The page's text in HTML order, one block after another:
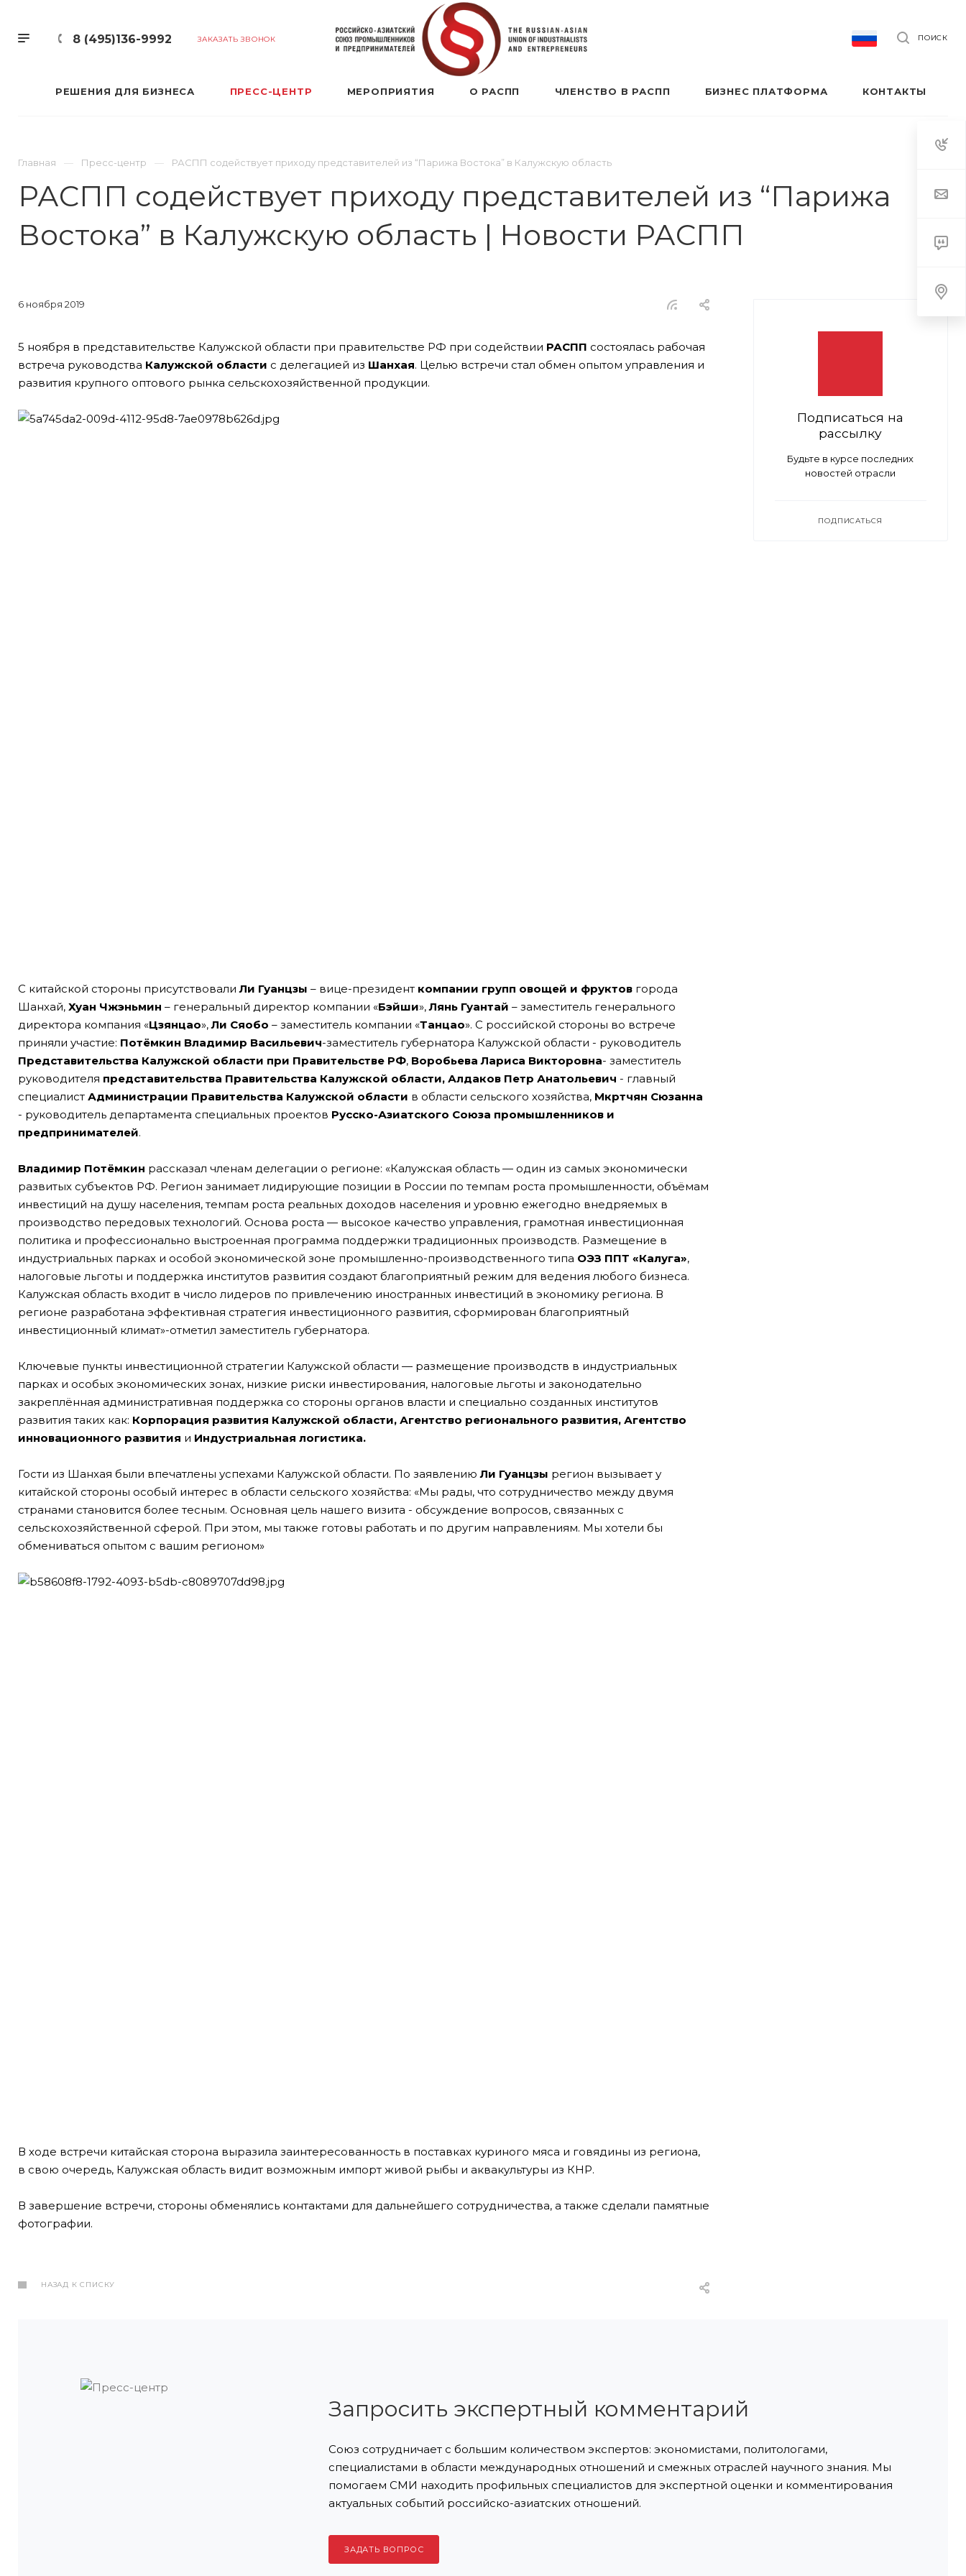
8 (495)136-9992 ЗАКАЗАТЬ ЗВОНОК ПОИСК
РЕШЕНИЯ ДЛЯ БИЗНЕСА ПРЕСС-ЦЕНТР МЕРОПРИЯТИЯ О РАСПП ЧЛЕНСТВО В РАСПП БИЗНЕС ПЛАТФОРМА КОНТАКТЫ
Главная Пресс-центр РАСПП содействует приходу представителей из “Парижа Востока” в Калужскую область
РАСПП содействует приходу представителей из “Парижа
Востока” в Калужскую область | Новости РАСПП
6 ноября 2019
5 ноября в представительстве Калужской области при правительстве РФ при содействии РАСПП состоялась рабочая
встреча руководства Калужской области с делегацией из Шанхая. Целью встречи стал обмен опытом управления и
развития крупного оптового рынка сельскохозяйственной продукции.
С китайской стороны присутствовалиЛи Гуанцзы – вице-президент компании групп овощей и фруктов города
Шанхай, Хуан Чжэньмин – генеральный директор компании «Бэйши»,Лянь Гуантай – заместитель генерального
директора компания «Цзянцао»,Ли Сяобо – заместитель компании «Танцао». С российской стороны во встрече
приняли участие: Потёмкин Владимир Васильевич-заместитель губернатора Калужской области - руководитель
Представительства Калужской области при Правительстве РФ, ВоробьеваЛариса Викторовна- заместитель
руководителя представительства Правительства Калужской области, Алдаков Петр Анатольевич - главный
специалист Администрации Правительства Калужской области в области сельского хозяйства, Мкртчян Сюзанна
- руководитель департамента специальных проектов Русско-Азиатского Союза промышленников и
предпринимателей.
Владимир Потёмкин рассказал членам делегации о регионе: «Калужская область — один из самых экономически
развитых субъектов РФ. Регион занимает лидирующие позиции в России по темпам роста промышленности, объёмам
инвестиций на душу населения, темпам роста реальных доходов населения и уровню ежегодно внедряемых в
производство передовых технологий. Основа роста — высокое качество управления, грамотная инвестиционная
политика и профессионально выстроенная программа поддержки традиционных производств. Размещение в
индустриальных парках и особой экономической зоне промышленно-производственного типа ОЭЗ ППТ «Калуга»,
налоговые льготы и поддержка институтов развития создают благоприятный режим для ведения любого бизнеса.
Калужская область входит в число лидеров по привлечению иностранных инвестиций в экономику региона. В
регионе разработана эффективная стратегия инвестиционного развития, сформирован благоприятный
инвестиционный климат»-отметил заместитель губернатора.
Ключевые пункты инвестиционной стратегии Калужской области — размещение производств в индустриальных
парках и особых экономических зонах, низкие риски инвестирования, налоговые льготы и законодательно
закреплённая административная поддержка со стороны органов власти и специально созданных институтов
развития таких как: Корпорация развития Калужской области, Агентство регионального развития, Агентство
инновационного развития и Индустриальная логистика.
Гости из Шанхая были впечатлены успехами Калужской области. По заявлению Ли Гуанцзы регион вызывает у
китайской стороны особый интерес в области сельского хозяйства: «Мы рады, что сотрудничество между двумя
странами становится более тесным. Основная цель нашего визита - обсуждение вопросов, связанных с
сельскохозяйственной сферой. При этом, мы также готовы работать и по другим направлениям. Мы хотели бы
обмениваться опытом с вашим регионом»
В ходе встречи китайская сторона выразила заинтересованность в поставках куриного мяса и говядины из региона,
в свою очередь, Калужская область видит возможным импорт живой рыбы и аквакультуры из КНР.
В завершение встречи, стороны обменялись контактами для дальнейшего сотрудничества, а также сделали памятные
фотографии.
Подписаться на
рассылку
Будьте в курсе последних
новостей отрасли
ПОДПИСАТЬСЯ
НАЗАД К СПИСКУ
Запросить экспертный комментарий
Союз сотрудничает с большим количеством экспертов: экономистами, политологами,
специалистами в области международных отношений и смежных отраслей научного знания. Мы
помогаем СМИ находить профильных специалистов для экспертной оценки и комментирования
актуальных событий российско-азиатских отношений.
ЗАДАТЬ ВОПРОС